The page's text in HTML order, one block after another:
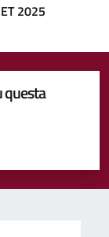
2025
questa